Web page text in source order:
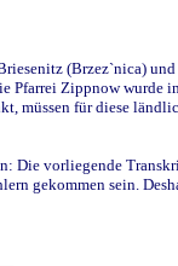
(Brzez`nica)
Zippnow
für diese
Die vorliegende
gekommen sein.